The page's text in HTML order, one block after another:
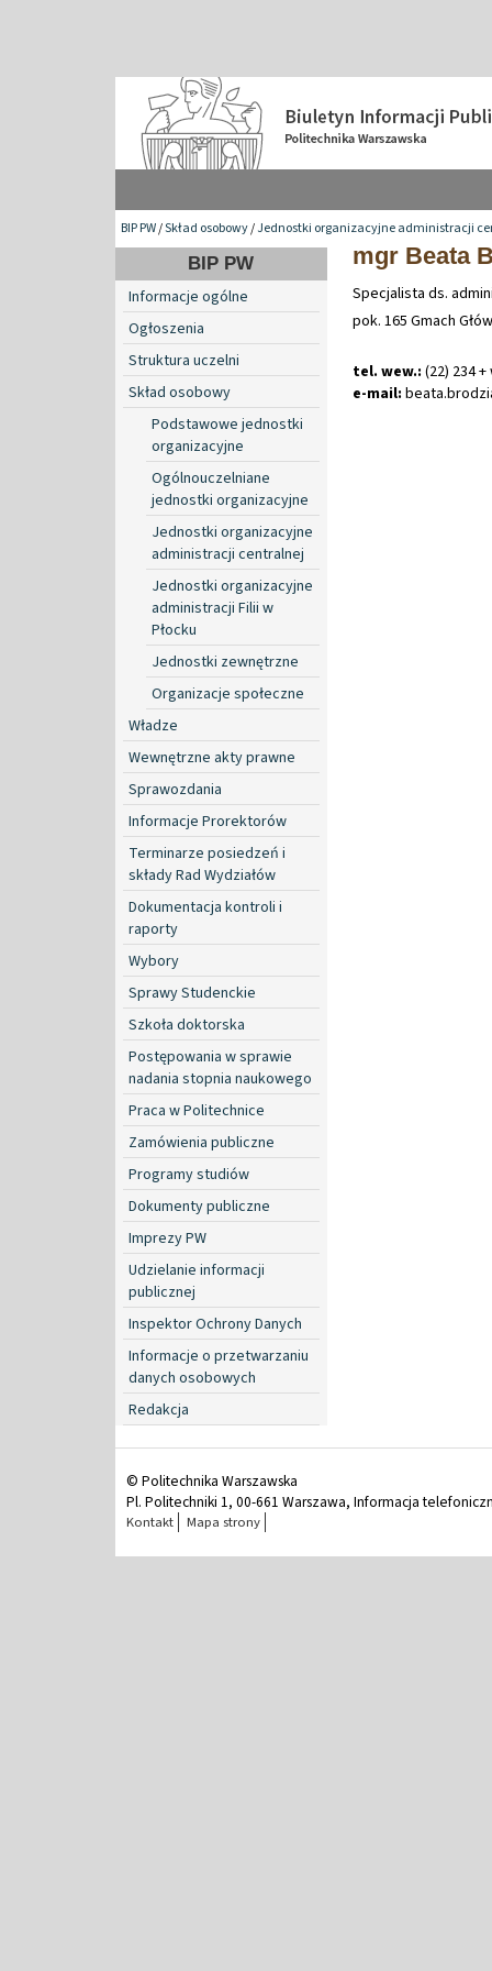
BIP PW/Skład osobowy/Jednostki organizacyjne administracji
BIP PW
Informacje ogólne
Ogłoszenia
Struktura uczelni
Skład osobowy
Podstawowe jednostki
organizacyjne
Ogólnouczelniane
jednostki organizacyjne
Jednostki organizacyjne
administracji centralnej
Jednostki organizacyjne
administracji Filii w
Płocku
Jednostki zewnętrzne
Organizacje społeczne
Władze
Wewnętrzne akty prawne
Sprawozdania
Informacje Prorektorów
Terminarze posiedzeń i
składy Rad Wydziałów
Dokumentacja kontroli i
raporty
Wybory
Sprawy Studenckie
Szkoła doktorska
Postępowania w sprawie
nadania stopnia naukowego
Praca w Politechnice
Zamówienia publiczne
Programy studiów
Dokumenty publiczne
Imprezy PW
Udzielanie informacji
publicznej
Inspektor Ochrony Danych
Informacje o przetwarzaniu
danych osobowych
Redakcja
mgr Beata
Specjalista ds.
pok. 165 Gmach
tel. wew.: (22) 234
e-mail: beata.
© Politechnika Warszawska
Pl. Politechniki 1, 00-661 Warszawa, Informacja
Kontakt Mapa strony